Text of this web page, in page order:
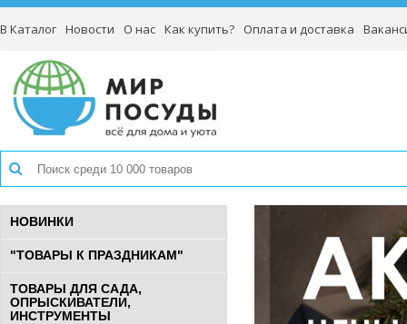
В Каталог Новости О нас Как купить? Оплата и доставка
НОВИНКИ
"ТОВАРЫ К ПРАЗДНИКАМ"
ТОВАРЫ ДЛЯ САДА,
ОПРЫСКИВАТЕЛИ,
ИНСТРУМЕНТЫ